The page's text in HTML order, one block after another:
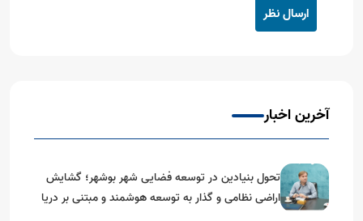
ارسال نظر
آخرین اخبار
تحول بنیادین در توسعه فضایی شهر بوشهر؛ گشایش
اراضی نظامی و گذار به توسعه هوشمند و مبتنی بر دریا